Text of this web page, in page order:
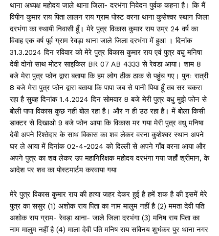
थाना अध्यक्ष महोदय जाले थाना जिला- दरभंगा निवेदन पुर्वक कहना है। कि मैं
विपीन कुमार राय पिता लालन राय ग्राम पोस्ट वरना थाना कुसेश्वर स्थान जिला
दरभंगा का स्थायी निवासी हूँ। मेरे पुत्र विकास कुमार राय उम्र 24 वर्ष का
विवाह एक वर्ष पूर्व ग्राम रेवड़ा थाना जाले जिला दरभंगा में हुआ । दिनांक
31.3.2024 दिन रविवार को मेरे पुत्र विकास कुमार राय एवं पुत्र वघु मनिषा
देवी दोनो साथ मोटर साइकिल BR 07 AB 4333 से रेवडा आया। शाम 8
बजे मेरा पुत्र फोन द्वारा बताया कि हम लोग ठीक ठाक से पहुंच गए। पुनः रात्री
8 बजे मेरा पुत्र फोन द्वारा बताया कि पापा जब से पानी पिया हूँ तब सर चकरा
रहा है सुबह दिनांक 1.4.2024 दिन सोमवार 8 बजे मेरी पुत्र वधु मुझे फोन से
बोली पापा विकास कुछ नहीं बोल रहा है। और न ही उठ रहा है। में बोला किसी
डाक्टर से दिखाओ 9 बजे फोन आया कि विकास मर गया मेरी पुत्र वधु मनिषा
देवी अपने रिश्तेदार के साथ विकास का शव लेकर वरना कुशेश्वर स्थान अपने
घर ले आया में दिनांक 02-4-2024 को दिल्ली से अपने गाँव वरना आया और
अपने पुत्र का शव लेकर उप महानिरिक्षक महोदय दरभंगा गया जहाँ श्रीमान, के
आदेश पर शव का पोस्टमार्टम करवाया गया
मेरे पुत्र विकास कुमार राय की हत्या जहर देकर हुई है हमें शक है की इसमें मेरे
पुत्र का ससुर (1) अशोक राय पिता का नाम मालुम नहीं है (2) ममता देवी पति
अशोक राय ग्राम- रेवड़ा थाना- जाले जिला दरभंगा (3) मनिष राय पिता का
नाम मालुम नहीं है (4) माला देवी पति मनिष राय सविनय शुभंकर पुर थाना नगर